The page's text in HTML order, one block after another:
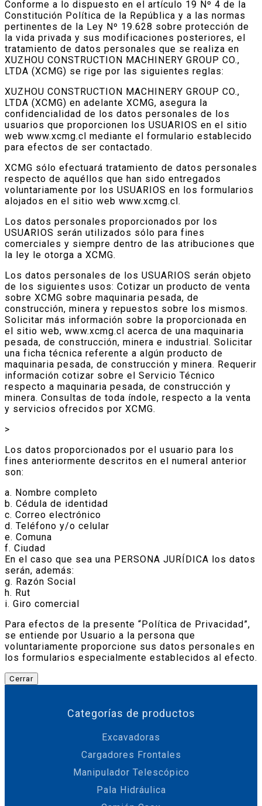
Conforme a lo dispuesto en el artículo 19 Nº 4 de la
Constitución Política de la República y a las normas
pertinentes de la Ley Nº 19.628 sobre protección de
la vida privada y sus modificaciones posteriores, el
tratamiento de datos personales que se realiza en
XUZHOU CONSTRUCTION MACHINERY GROUP CO.,
LTDA (XCMG) se rige por las siguientes reglas:
XUZHOU CONSTRUCTION MACHINERY GROUP CO.,
LTDA (XCMG) en adelante XCMG, asegura la
confidencialidad de los datos personales de los
usuarios que proporcionen los USUARIOS en el sitio
web www.xcmg.cl mediante el formulario establecido
para efectos de ser contactado.
XCMG sólo efectuará tratamiento de datos personales
respecto de aquéllos que han sido entregados
voluntariamente por los USUARIOS en los formularios
alojados en el sitio web www.xcmg.cl.
Los datos personales proporcionados por los
USUARIOS serán utilizados sólo para fines
comerciales y siempre dentro de las atribuciones que
la ley le otorga a XCMG.
Los datos personales de los USUARIOS serán objeto
de los siguientes usos: Cotizar un producto de venta
sobre XCMG sobre maquinaria pesada, de
construcción, minera y repuestos sobre los mismos.
Solicitar más información sobre la proporcionada en
el sitio web, www.xcmg.cl acerca de una maquinaria
pesada, de construcción, minera e industrial. Solicitar
una ficha técnica referente a algún producto de
maquinaria pesada, de construcción y minera. Requerir
información cotizar sobre el Servicio Técnico
respecto a maquinaria pesada, de construcción y
minera. Consultas de toda índole, respecto a la venta
y servicios ofrecidos por XCMG.
>
Los datos proporcionados por el usuario para los
fines anteriormente descritos en el numeral anterior
son:
a. Nombre completo
b. Cédula de identidad
c. Correo electrónico
d. Teléfono y/o celular
e. Comuna
f. Ciudad
En el caso que sea una PERSONA JURÍDICA los datos
serán, además:
g. Razón Social
h. Rut
i. Giro comercial
Para efectos de la presente “Política de Privacidad”,
se entiende por Usuario a la persona que
voluntariamente proporcione sus datos personales en
los formularios especialmente establecidos al efecto.
Cerrar
Categorías de productos
Excavadoras
Cargadores Frontales
Manipulador Telescópico
Pala Hidráulica